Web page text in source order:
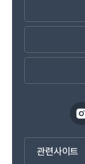
관련사이트